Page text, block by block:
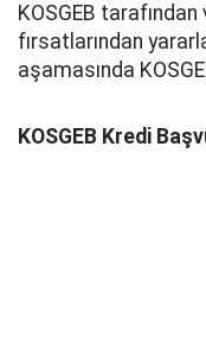
KOSGEB
fırsatlarından
aşamasında
KOSGEB Kredi